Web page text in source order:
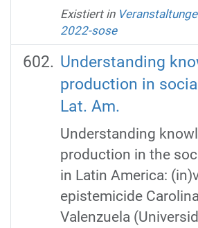
Existiert in
2022-sose
Understanding
production in
Lat. Am.
Understanding
production in the
in Latin America:
epistemicide
Valenzuela